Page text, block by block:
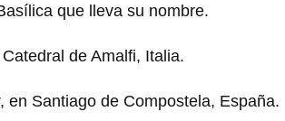
que lleva su nombre.
de Amalfi, Italia.
en Santiago de Compostela, España.